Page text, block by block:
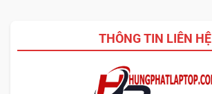
THÔNG TIN LIÊN HỆ